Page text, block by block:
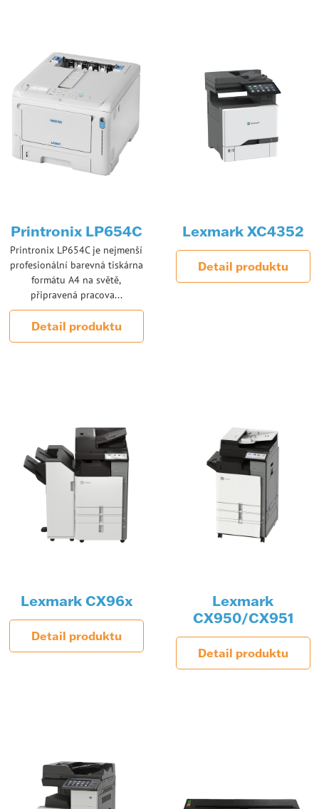
Printronix LP654C
Printronix LP654C je nejmenší
profesionální barevná tiskárna
formátu A4 na světě,
připravená pracova...
Detail produktu
Lexmark XC4352
Detail produktu
Lexmark CX96x
Detail produktu
Lexmark
CX950/CX951
Detail produktu